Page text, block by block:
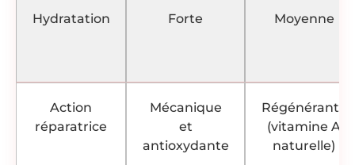
Hydratation Forte Moyenne
Action
réparatrice
Mécanique
et
antioxydante
Régénérante
(vitamine A
naturelle)